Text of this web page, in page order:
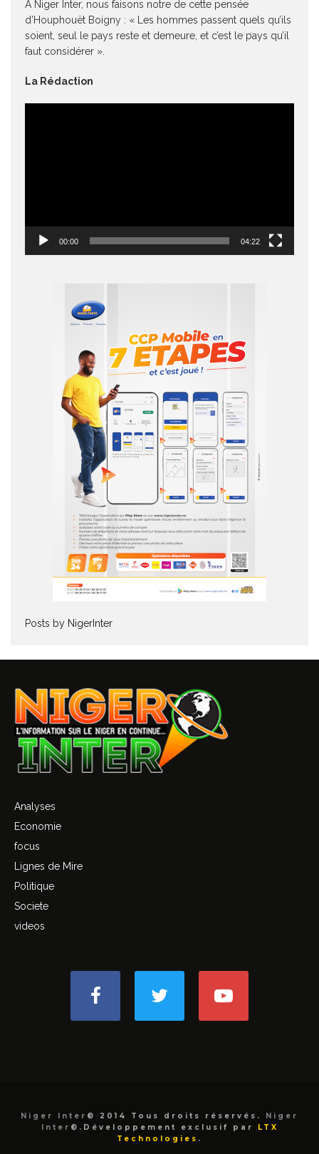
A Niger Inter, nous faisons notre de cette pensée
d’Houphouët Boigny : « Les hommes passent quels qu’ils
soient, seul le pays reste et demeure, et c’est le pays qu’il
faut considérer ».
La Rédaction
00:00 04:22
Posts by NigerInter
Analyses
Economie
focus
Lignes de Mire
Politique
Societe
videos
Niger Inter © 2014 Tous droits réservés. Niger
Inter ©.Développement exclusif par
LTX
Technologies .